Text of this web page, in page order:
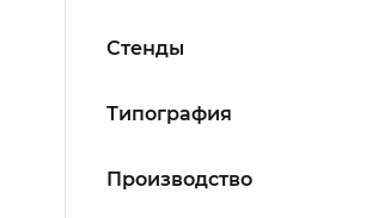
Стенды
Типография
Производство